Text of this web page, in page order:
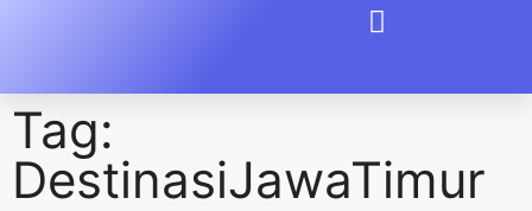
Tag:
DestinasiJawaTimur